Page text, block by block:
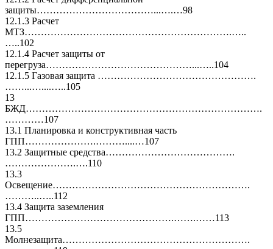
защиты………………………………...….…98
12.1.3 Расчет
МТЗ……………………………………………………….…..
…..102
12.1.4 Расчет защиты от
перегруза………………………………………...…..104
12.1.5 Газовая защита ………………………………………….
……...…....…..105
13
БЖД……………………………………………………………….
…………107
13.1 Планировка и конструктивная часть
ГПП………………….………....…107
13.2 Защитные средства………………………………….
………………….….110
13.3
Освещение…………………………………………………….
………..…..112
13.4 Защита заземления
ГПП……………………………………….…….……113
13.5
Молнезащита………………………………………………….